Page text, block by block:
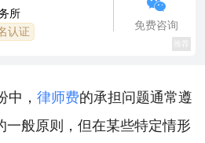
所
认证
免费咨询
中， 律师费的承担问题通常遵
一般原则，但在某些特定情形